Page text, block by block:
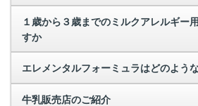
１歳から３歳までのミルクアレルギー
すか
エレメンタルフォーミュラはどのよう
牛乳販売店のご紹介